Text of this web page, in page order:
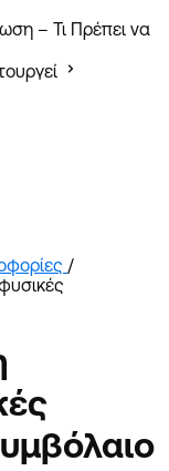
– Τι Πρέπει να
/